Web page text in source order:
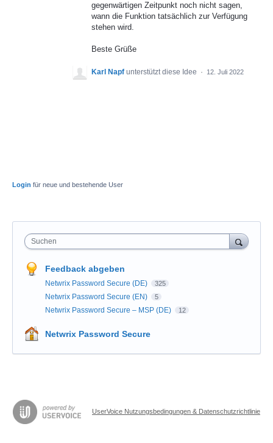
gegenwärtigen Zeitpunkt noch nicht sagen,
wann die Funktion tatsächlich zur Verfügung
stehen wird.
Beste Grüße
Karl Napf unterstützt diese Idee · 12. Juli 2022
Login für neue und bestehende User
Suchen
Feedback abgeben
Netwrix Password Secure (DE) 325
Netwrix Password Secure (EN) 5
Netwrix Password Secure – MSP (DE) 12
Netwrix Password Secure
UserVoice Nutzungsbedingungen & Datenschutzrichtlinie